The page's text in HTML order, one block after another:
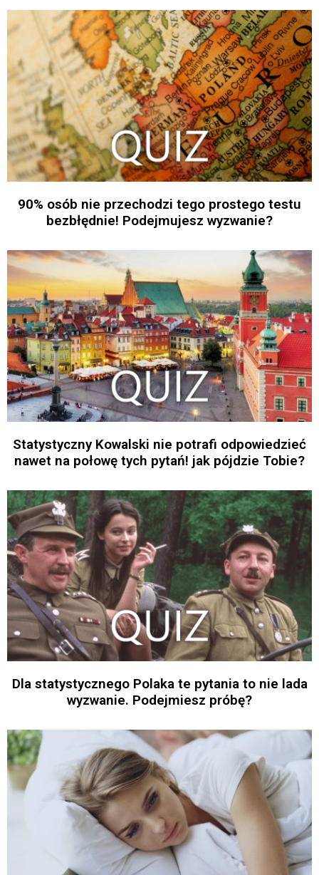
90% osób nie przechodzi tego prostego testu
bezbłędnie! Podejmujesz wyzwanie?
Statystyczny Kowalski nie potrafi odpowiedzieć
nawet na połowę tych pytań! jak pójdzie Tobie?
Dla statystycznego Polaka te pytania to nie lada
wyzwanie. Podejmiesz próbę?